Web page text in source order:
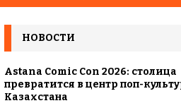
[ 5 августа, 2026 ]
матче в Алматы
[ 31 июля, 2026 ] Опаснее
НОВОСТИ
Astana Comic Con 2026: столица
превратится в центр поп-
Казахстана